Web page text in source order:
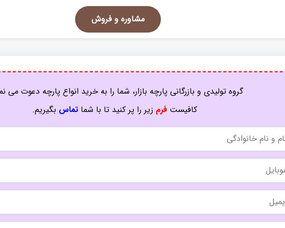
مشاوره و فروش
گروه تولیدی و بازرگانی پارچه بازار، شما را به خرید انواع پارچه دعوت می
کافیستفرم زیر را پر کنید تا با شماتماس بگیریم.